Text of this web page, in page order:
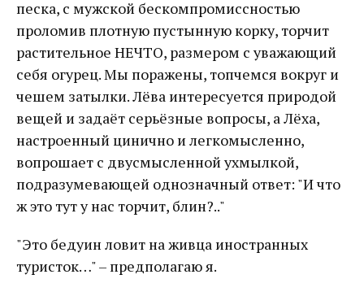
песка, с мужской бескомпромиссностью
проломив плотную пустынную корку, торчит
растительное НЕЧТО, размером с уважающий
себя огурец. Мы поражены, топчемся вокруг и
чешем затылки. Лёва интересуется природой
вещей и задаёт серьёзные вопросы, а Лёха,
настроенный цинично и легкомысленно,
вопрошает с двусмысленной ухмылкой,
подразумевающей однозначный ответ: "И что
ж это тут у нас торчит, блин?.."
"Это бедуин ловит на живца иностранных
туристок…" – предполагаю я.